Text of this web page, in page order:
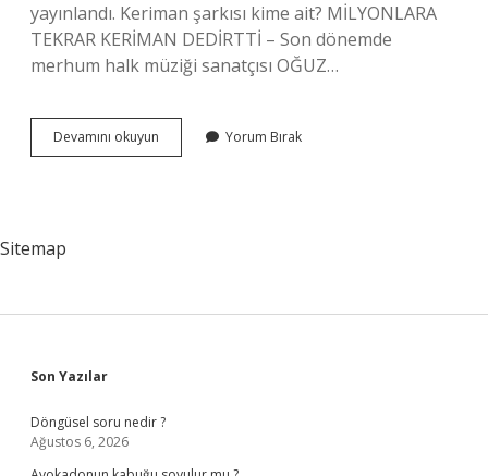
yayınlandı. Keriman şarkısı kime ait? MİLYONLARA
TEKRAR KERİMAN DEDİRTTİ – Son dönemde
merhum halk müziği sanatçısı OĞUZ…
Devamını okuyun
Bas
Yorum Bırak
Sitemap
Sidebar
Son Yazılar
Döngüsel soru nedir ?
Ağustos 6, 2026